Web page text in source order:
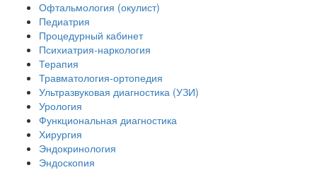
Офтальмология (окулист)
Педиатрия
Процедурный кабинет
Психиатрия-наркология
Терапия
Травматология-ортопедия
Ультразвуковая диагностика (УЗИ)
Урология
Функциональная диагностика
Хирургия
Эндокринология
Эндоскопия